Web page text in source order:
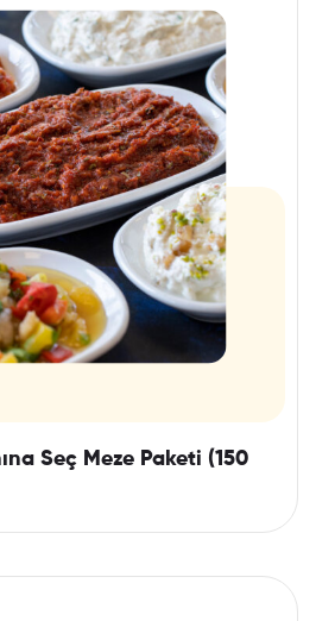
Seç Meze Paketi (150